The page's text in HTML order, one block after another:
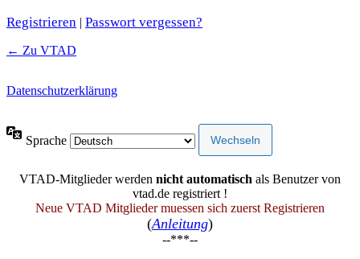
Registrieren | Passwort vergessen?
← Zu VTAD
Datenschutzerklärung
Sprache
VTAD-Mitglieder werden nicht automatisch als Benutzer von
vtad.de registriert !
Neue VTAD Mitglieder muessen sich zuerst Registrieren
(Anleitung)
--***--